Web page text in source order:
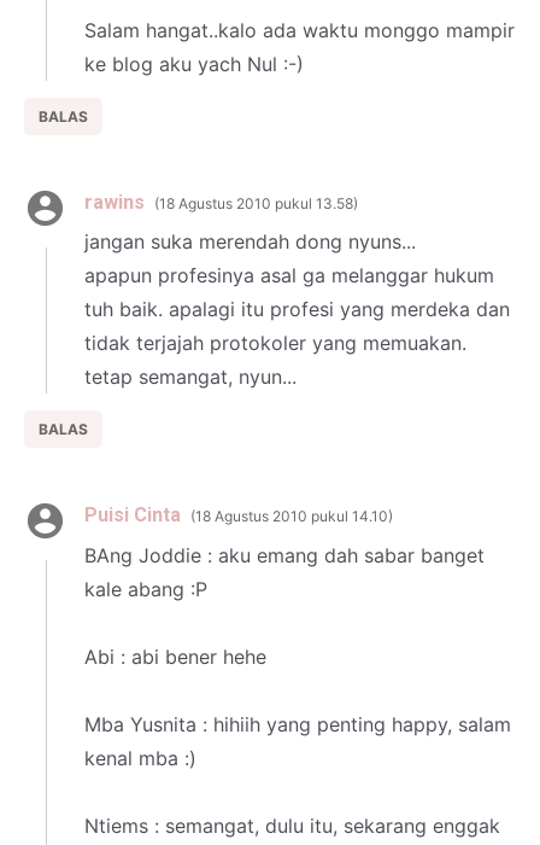
Salam hangat..kalo ada waktu monggo mampir
ke blog aku yach Nul :-)
BALAS
rawins 18 Agustus 2010 pukul 13.58
jangan suka merendah dong nyuns...
apapun profesinya asal ga melanggar hukum
tuh baik. apalagi itu profesi yang merdeka dan
tidak terjajah protokoler yang memuakan.
tetap semangat, nyun...
BALAS
Puisi Cinta 18 Agustus 2010 pukul 14.10
BAng Joddie : aku emang dah sabar banget
kale abang :P
Abi : abi bener hehe
Mba Yusnita : hihiih yang penting happy, salam
kenal mba :)
Ntiems : semangat, dulu itu, sekarang enggak